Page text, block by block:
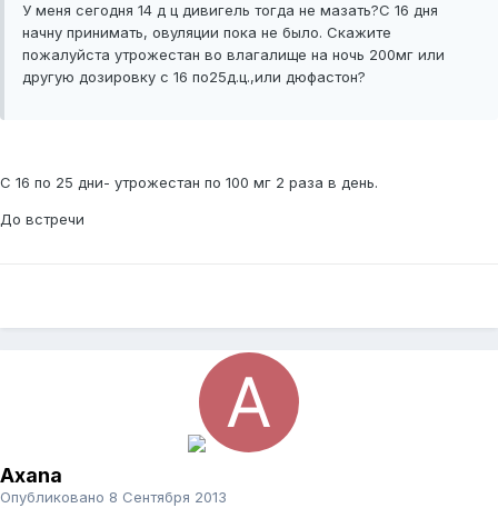
У меня сегодня 14 д ц дивигель тогда не мазать?С 16 дня
начну принимать, овуляции пока не было. Скажите
пожалуйста утрожестан во влагалище на ночь 200мг или
другую дозировку с 16 по25д.ц.,или дюфастон?
С 16 по 25 дни- утрожестан по 100 мг 2 раза в день.
До встречи
Axana
Опубликовано 8 Сентября 2013